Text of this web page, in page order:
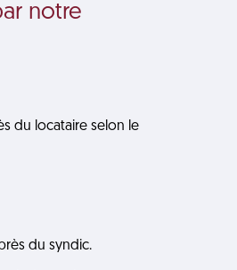
notre
du locataire selon le
du syndic.